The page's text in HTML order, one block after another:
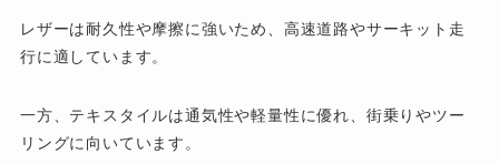
レザーは耐久性や摩擦に強いため、高速道路やサーキット走
行に適しています。
一方、テキスタイルは通気性や軽量性に優れ、街乗りやツー
リングに向いています。